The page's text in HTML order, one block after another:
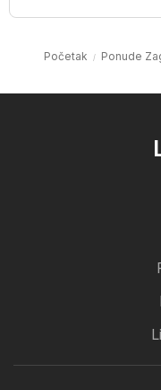
Početak Ponude